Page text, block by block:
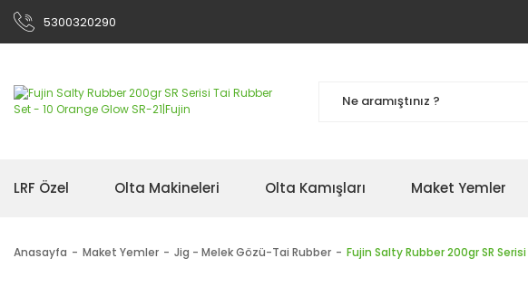
5300320290
LRF Özel Olta Makineleri Olta Kamışları Maket Yemler
Anasayfa Maket Yemler Jig - Melek Gözü-Tai Rubber Fujin Salty Rubber 200gr SR